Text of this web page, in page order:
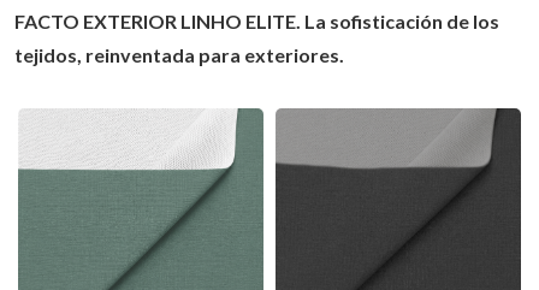
FACTO EXTERIOR LINHO ELITE. La sofisticación de los
tejidos, reinventada para exteriores.